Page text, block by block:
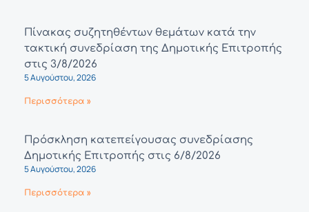
Πίνακας συζητηθέντων θεμάτων κατά την
τακτική συνεδρίαση της Δημοτικής Επιτροπής
στις 3/8/2026
5 Αυγούστου, 2026
Περισσότερα »
Πρόσκληση κατεπείγουσας συνεδρίασης
Δημοτικής Επιτροπής στις 6/8/2026
5 Αυγούστου, 2026
Περισσότερα »